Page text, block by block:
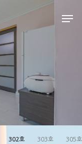
302호 303호 305호